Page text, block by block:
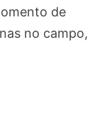
de
no campo,